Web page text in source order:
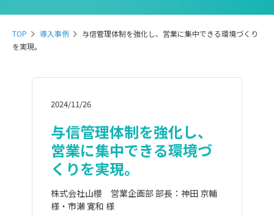
TOP 導入事例
与信管理体制を強化し、営業に集中できる環境づくり
を実現。
2024/11/26
与信管理体制を強化し、
営業に集中できる環境づ
くりを実現。
株式会社山櫻 営業企画部 部長：神田 京輔
様・市瀬 寛和 様